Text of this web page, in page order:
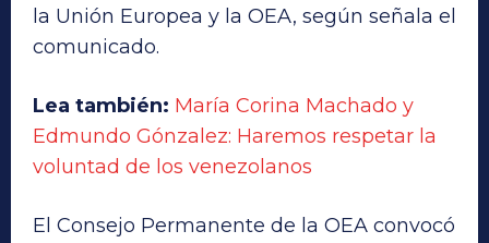
la Unión Europea y la OEA, según señala el
comunicado.
Lea también: María Corina Machado y
Edmundo Gónzalez: Haremos respetar la
voluntad de los venezolanos
El Consejo Permanente de la OEA convocó